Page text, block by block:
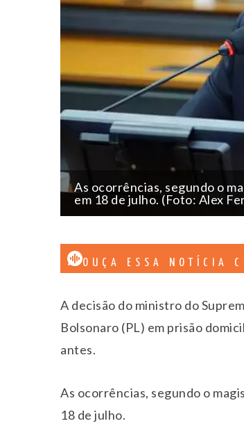
As ocorrências, segundo o
em 18 de julho. (Foto: Alex
OUÇA ESSA NOTÍCIA
A decisão do ministro do
Bolsonaro (PL) em prisão
antes.
As ocorrências, segundo o
18 de julho.